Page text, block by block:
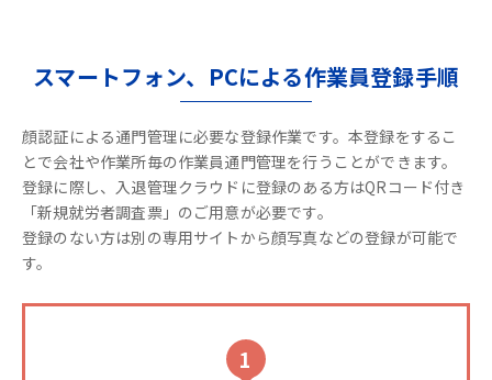
スマートフォン、PCによる作業員登録手順
顔認証による通門管理に必要な登録作業です。本登録をするこ
とで会社や作業所毎の作業員通門管理を行うことができます。
登録に際し、入退管理クラウドに登録のある方はQRコード付き
「新規就労者調査票」のご用意が必要です。
登録のない方は別の専用サイトから顔写真などの登録が可能で
す。
1